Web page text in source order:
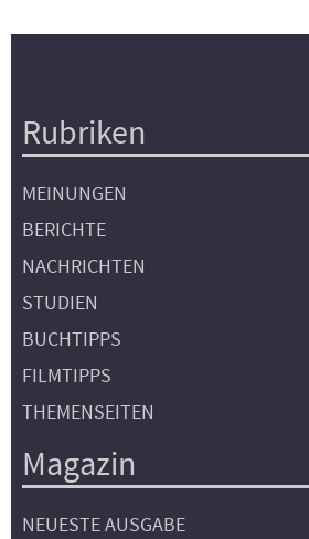
Hauptnavigation
Rubriken
MEINUNGEN
BERICHTE
NACHRICHTEN
STUDIEN
BUCHTIPPS
FILMTIPPS
THEMENSEITEN
Magazin
NEUESTE AUSGABE